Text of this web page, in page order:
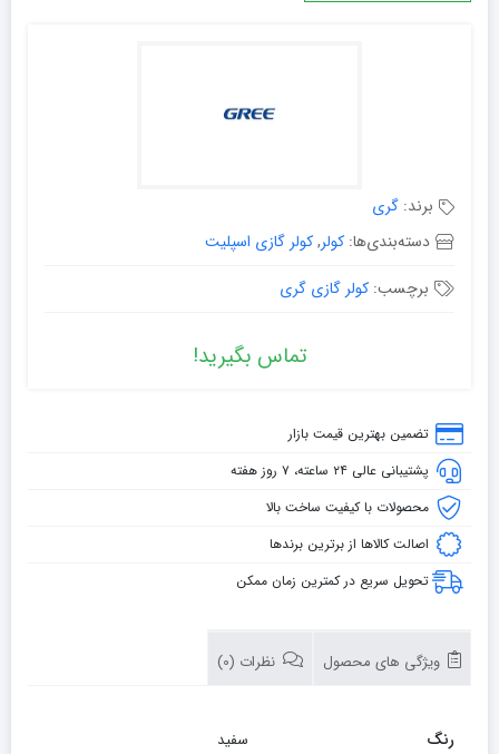
برند: گری
دسته‌بندی‌ها: کولر,کولر گازی اسپلیت
برچسب: کولر گازی گری
تماس بگیرید!
تضمین بهترین قیمت بازار
پشتیبانی عالی ۲۴ ساعته، ۷ روز هفته
محصولات با کیفیت ساخت بالا
اصالت کالاها از برترین برندها
تحویل سریع در کمترین زمان ممکن
ویژگی های محصول نظرات (0)
رنگ سفید